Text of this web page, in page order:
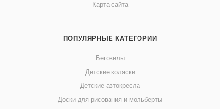
Карта сайта
ПОПУЛЯРНЫЕ КАТЕГОРИИ
Беговелы
Детские коляски
Детские автокресла
Доски для рисования и мольберты